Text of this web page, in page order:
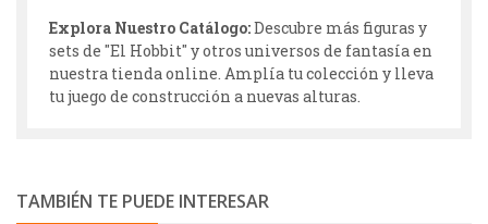
Explora Nuestro Catálogo:Descubre más figuras y
sets de "El Hobbit" y otros universos de fantasía en
nuestra tienda online. Amplía tu colección y lleva
tu juego de construcción a nuevas alturas.
TAMBIÉN TE PUEDE INTERESAR